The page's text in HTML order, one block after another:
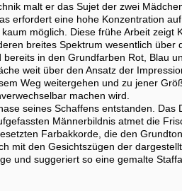
malt er das Sujet der zwei
erfordert eine hohe Konzentration
möglich. Diese frühe Arbeit zeigt
breites Spektrum wesentlich über
in den Grundfarben Rot, Blau
weit über den Ansatz der
Weg weitergehen und zu jener
machen wird.
seines Schaffens entstanden. Das
Männerbildnis atmet die
Farbakkorde, die den
mit den Gesichtszügen der
und suggeriert so eine gemalte